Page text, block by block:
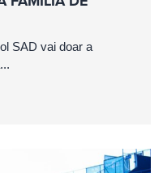
SAD vai doar a